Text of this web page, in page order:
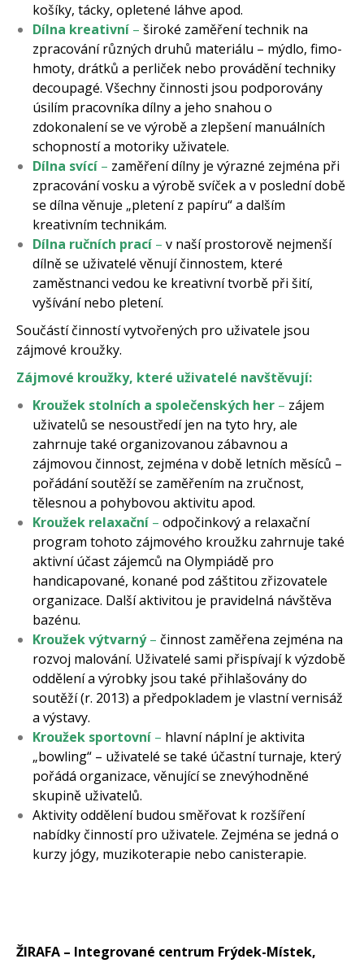
košíky, tácky, opletené láhve apod.
Dílna kreativní – široké zaměření technik na
zpracování různých druhů materiálu – mýdlo, fimo-
hmoty, drátků a perliček nebo provádění techniky
decoupagé. Všechny činnosti jsou podporovány
úsilím pracovníka dílny a jeho snahou o
zdokonalení se ve výrobě a zlepšení manuálních
schopností a motoriky uživatele.
Dílna svící – zaměření dílny je výrazné zejména při
zpracování vosku a výrobě svíček a v poslední době
se dílna věnuje „pletení z papíru“ a dalším
kreativním technikám.
Dílna ručních prací – v naší prostorově nejmenší
dílně se uživatelé věnují činnostem, které
zaměstnanci vedou ke kreativní tvorbě při šití,
vyšívání nebo pletení.
Součástí činností vytvořených pro uživatele jsou
zájmové kroužky.
Zájmové kroužky, které uživatelé navštěvují:
Kroužek stolních a společenských her – zájem
uživatelů se nesoustředí jen na tyto hry, ale
zahrnuje také organizovanou zábavnou a
zájmovou činnost, zejména v době letních měsíců –
pořádání soutěží se zaměřením na zručnost,
tělesnou a pohybovou aktivitu apod.
Kroužek relaxační – odpočinkový a relaxační
program tohoto zájmového kroužku zahrnuje také
aktivní účast zájemců na Olympiádě pro
handicapované, konané pod záštitou zřizovatele
organizace. Další aktivitou je pravidelná návštěva
bazénu.
Kroužek výtvarný– činnost zaměřena zejména na
rozvoj malování. Uživatelé sami přispívají k výzdobě
oddělení a výrobky jsou také přihlašovány do
soutěží (r. 2013) a předpokladem je vlastní vernisáž
a výstavy.
Kroužek sportovní – hlavní náplní je aktivita
„bowling“ – uživatelé se také účastní turnaje, který
pořádá organizace, věnující se znevýhodněné
skupině uživatelů.
Aktivity oddělení budou směřovat k rozšíření
nabídky činností pro uživatele. Zejména se jedná o
kurzy jógy, muzikoterapie nebo canisterapie.
ŽIRAFA – Integrované centrum Frýdek-Místek,